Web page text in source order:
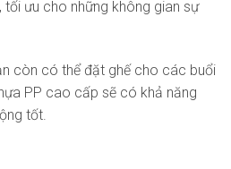
tối ưu cho những không gian sự
còn có thể đặt ghế cho các buổi
PP cao cấp sẽ có khả năng
tốt.